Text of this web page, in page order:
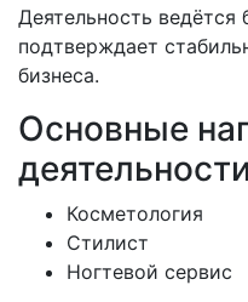
Деятельность ведётся
подтверждает
бизнеса.
Основные
деятельности
Косметология
Стилист
Ногтевой сервис